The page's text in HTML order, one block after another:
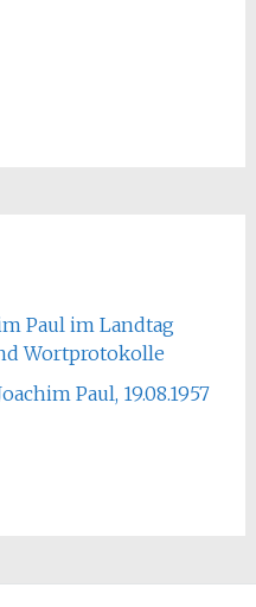
Paul im Landtag
Wortprotokolle
Paul, 19.08.1957